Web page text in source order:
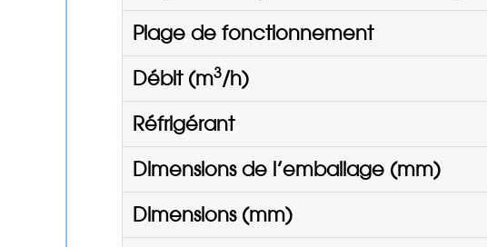
Plage de fonctionnement
Débit (m3/h)
Réfrigérant
Dimensions de l’emballage (mm)
Dimensions (mm)